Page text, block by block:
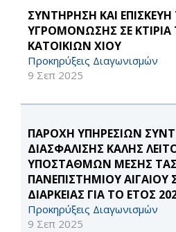
ΣΥΝΤΗΡΗΣΗ ΚΑΙ ΕΠΙΣΚΕΥΗ
ΥΓΡΟΜΟΝΩΣΗΣ ΣΕ
ΚΑΤΟΙΚΙΩΝ ΧΙΟΥ
Προκηρύξεις Διαγωνισμών
9 Σεπ 2025
ΠΑΡΟΧΗ ΥΠΗΡΕΣΙΩΝ
ΔΙΑΣΦΑΛΙΣΗΣ ΚΑΛΗΣ
ΥΠΟΣΤΑΘΜΩΝ ΜΕΣΗΣ
ΠΑΝΕΠΙΣΤΗΜΙΟΥ
ΔΙΑΡΚΕΙΑΣ ΓΙΑ ΤΟ ΕΤΟΣ
Προκηρύξεις Διαγωνισμών
9 Σεπ 2025